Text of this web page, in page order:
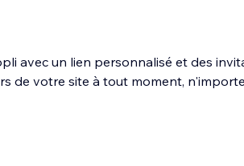
avec un lien personnalisé et des
de votre site à tout moment,